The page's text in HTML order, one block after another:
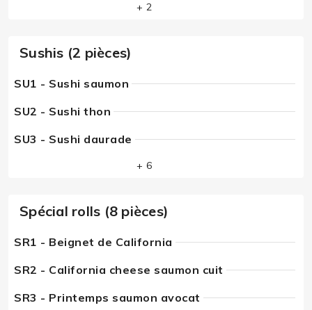
+ 2
Sushis (2 pièces)
SU1 - Sushi saumon
SU2 - Sushi thon
SU3 - Sushi daurade
+ 6
Spécial rolls (8 pièces)
SR1 - Beignet de California
SR2 - California cheese saumon cuit
SR3 - Printemps saumon avocat